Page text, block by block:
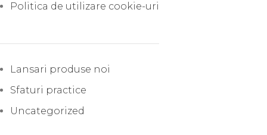
Politica de utilizare cookie-uri
Lansari produse noi
Sfaturi practice
Uncategorized